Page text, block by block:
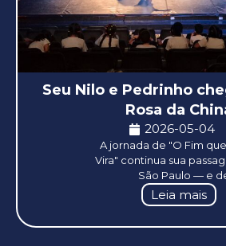
Seu Nilo e Pedrinho
Rosa da
2026-05-04
A jornada de "O Fim
Vira" continua sua
São Paulo — e
Leia mais